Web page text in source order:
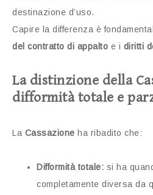
destinazione d’uso.
Capire la differenza è
del contratto di appalto e i diritti
La distinzione della
difformità totale e
La Cassazione ha ribadito che:
Difformità totale: si ha
completamente diversa da